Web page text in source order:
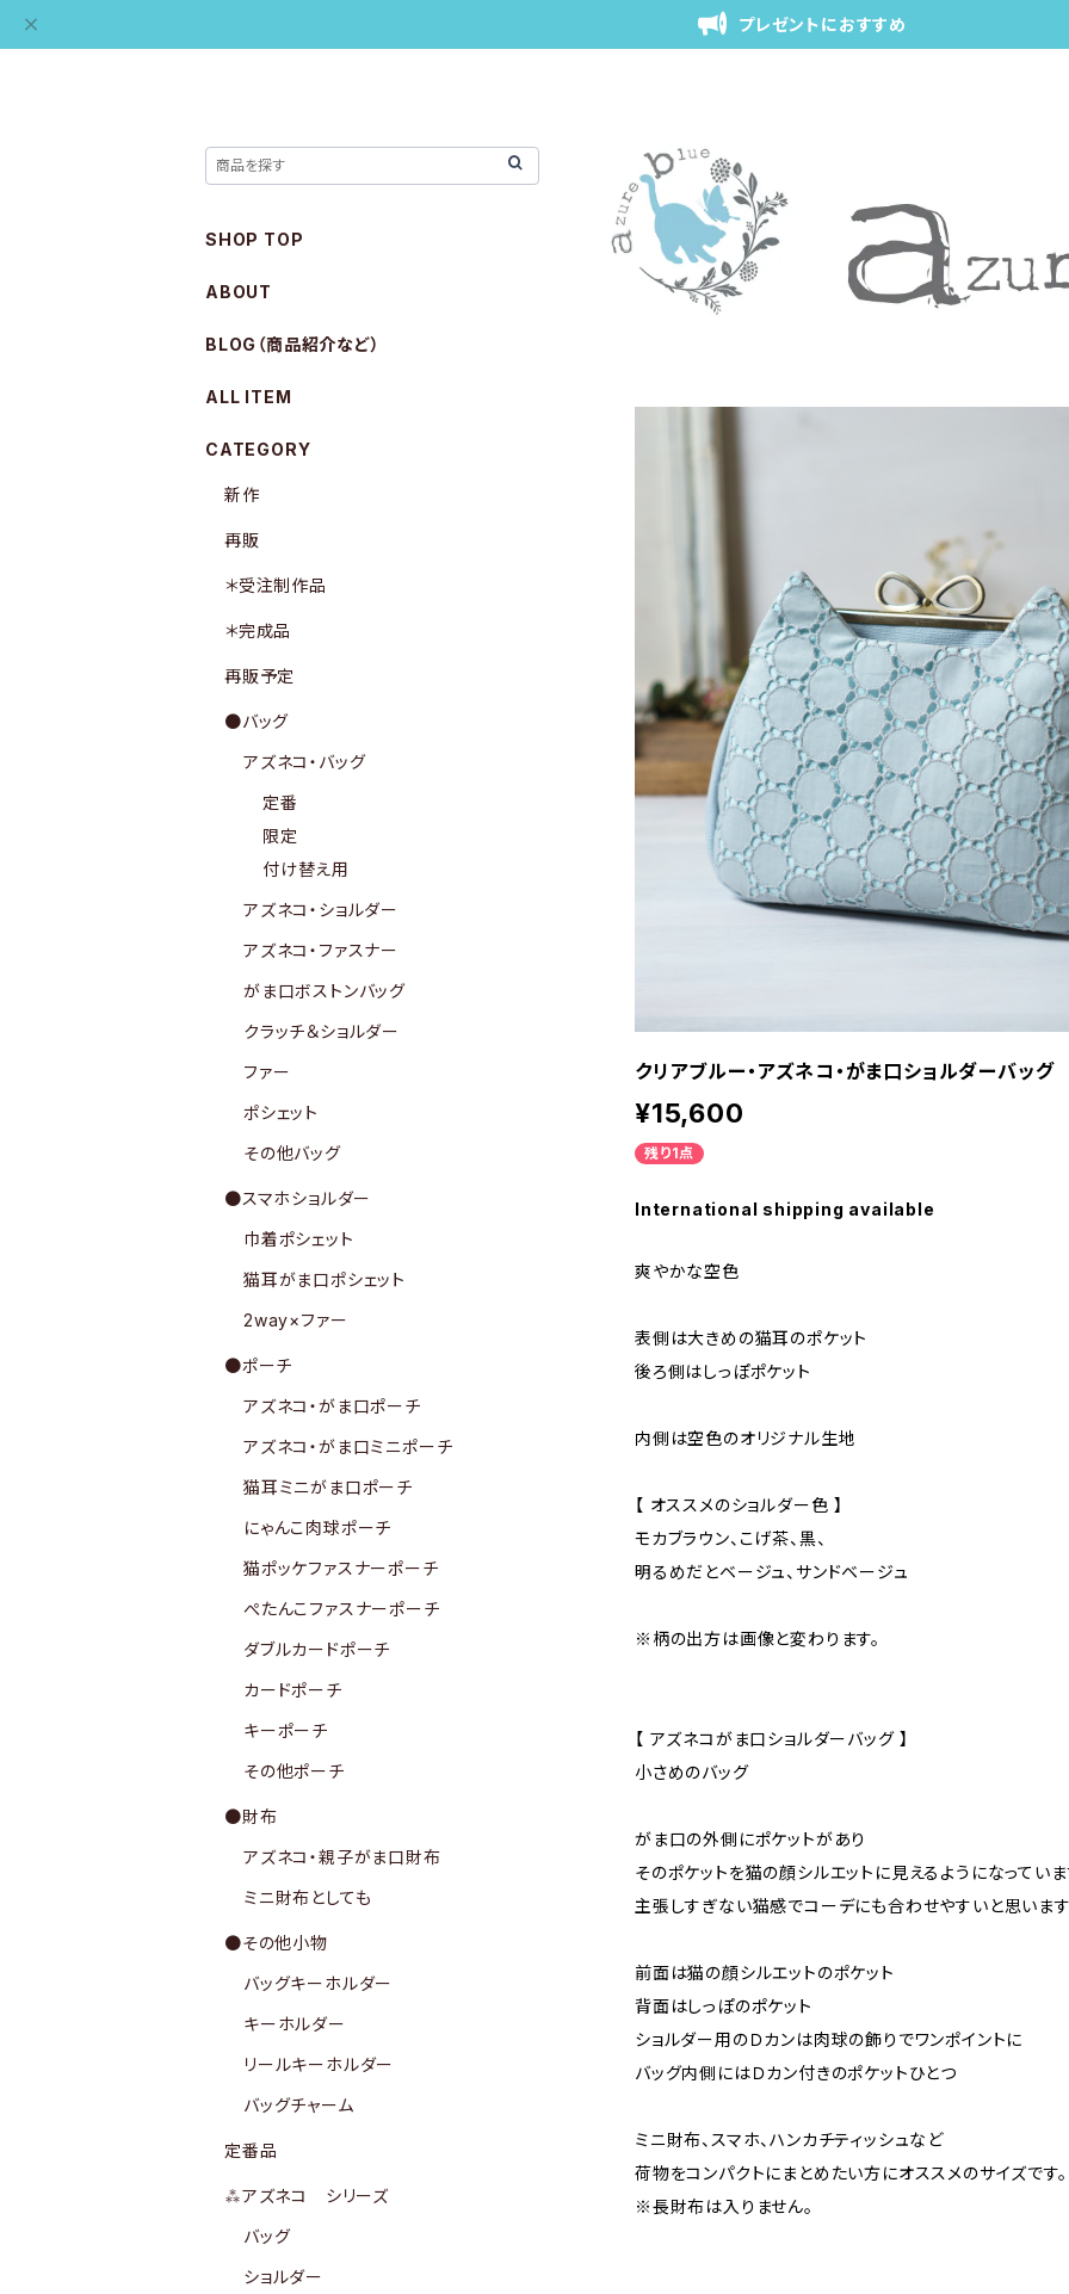
プレゼントにおすすめ
クリアブルー・アズネコ・がま口ショルダーバッグ
¥15,600
残り1点
International shipping available
爽やかな空色
表側は大きめの猫耳のポケット
後ろ側はしっぽポケット
内側は空色のオリジナル生地
【 オススメのショルダー色 】
モカブラウン、こげ茶、黒、
明るめだとベージュ、サンドベージュ
※柄の出方は画像と変わります。
【 アズネコがま口ショルダーバッグ 】
小さめのバッグ
がま口の外側にポケットがあり
そのポケットを猫の顔シルエットに見えるようになってい
主張しすぎない猫感でコーデにも合わせやすいと思いま
前面は猫の顔シルエットのポケット
背面はしっぽのポケット
ショルダー用のＤカンは肉球の飾りでワンポイントに
バッグ内側にはＤカン付きのポケットひとつ
ミニ財布、スマホ、ハンカチティッシュなど
荷物をコンパクトにまとめたい方にオススメのサイズです。
※長財布は入りません。
SHOP TOP
ABOUT
BLOG（商品紹介など）
ALL ITEM
CATEGORY
新作
再販
＊受注制作品
＊完成品
再販予定
●バッグ
アズネコ・バッグ
定番
限定
付け替え用
アズネコ・ショルダー
アズネコ・ファスナー
がま口ボストンバッグ
クラッチ＆ショルダー
ファー
ポシェット
その他バッグ
●スマホショルダー
巾着ポシェット
猫耳がま口ポシェット
2way×ファー
●ポーチ
アズネコ・がま口ポーチ
アズネコ・がま口ミニポーチ
猫耳ミニがま口ポーチ
にゃんこ肉球ポーチ
猫ポッケファスナーポーチ
ぺたんこファスナーポーチ
ダブルカードポーチ
カードポーチ
キーポーチ
その他ポーチ
●財布
アズネコ・親子がま口財布
ミニ財布としても
●その他小物
バッグキーホルダー
キーホルダー
リールキーホルダー
バッグチャーム
定番品
⁂アズネコ シリーズ
バッグ
ショルダー